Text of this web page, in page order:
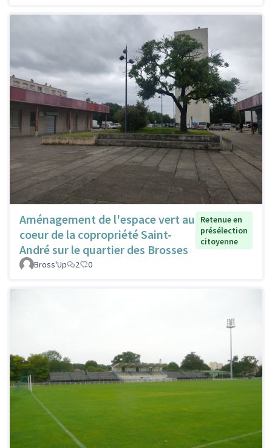
Aménagement de l'espace vert au
coeur de la copropriété Saint-
André sur le quartier des Brosses
Retenue en
présélection
citoyenne
Bross'Up 2 0